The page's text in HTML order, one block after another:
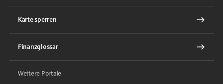
Karte sperren
Finanzglossar
Weitere Portale